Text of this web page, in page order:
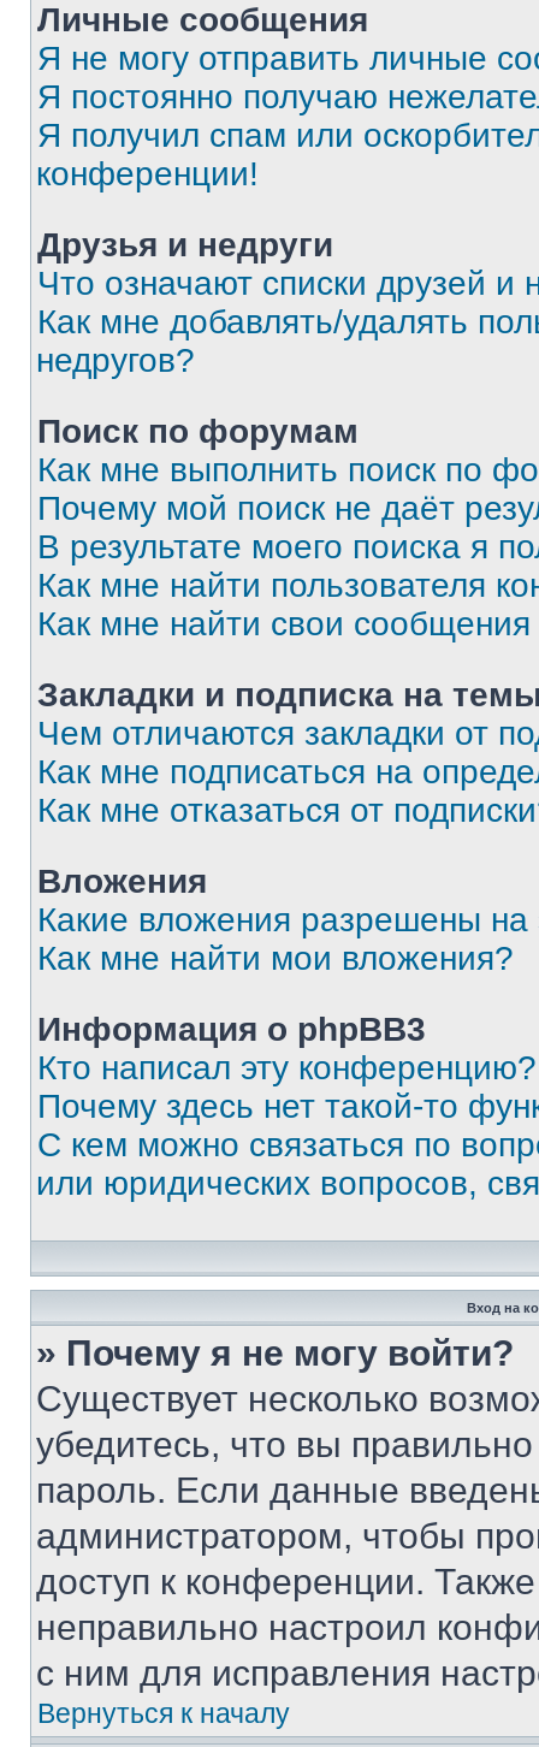
Личные сообщения
Я не могу отправить личные
Я постоянно получаю
Я получил спам или
конференции!
Друзья и недруги
Что означают списки друзей и
Как мне добавлять/удалять
недругов?
Поиск по форумам
Как мне выполнить поиск по
Почему мой поиск не даёт
В результате моего поиска я
Как мне найти пользователя
Как мне найти свои
Закладки и подписка на
Чем отличаются закладки от
Как мне подписаться на
Как мне отказаться от
Вложения
Какие вложения разрешены
Как мне найти мои вложения?
Информация о phpBB3
Кто написал эту конференцию?
Почему здесь нет такой-то
С кем можно связаться по
или юридических вопросов,
Вход на
» Почему я не могу войти?
Существует несколько
убедитесь, что вы
пароль. Если данные
администратором, чтобы
доступ к конференции.
неправильно настроил
с ним для исправления
Вернуться к началу